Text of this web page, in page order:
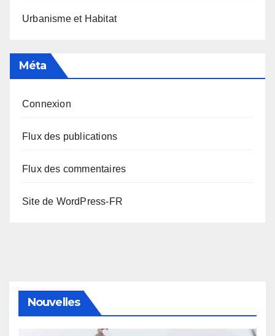
Urbanisme et Habitat
Méta
Connexion
Flux des publications
Flux des commentaires
Site de WordPress-FR
Nouvelles